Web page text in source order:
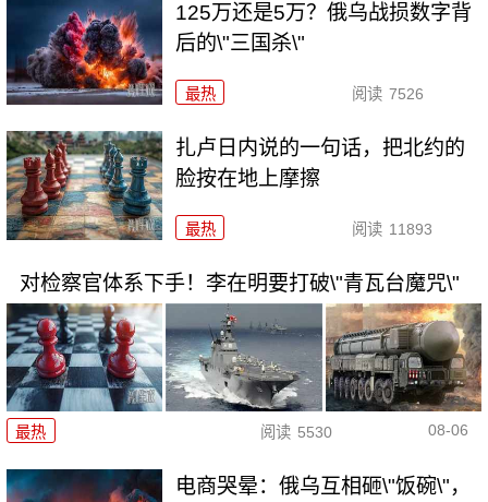
125万还是5万？俄乌战损数字背
后的\"三国杀\"
最热 阅读 7526
扎卢日内说的一句话，把北约的
脸按在地上摩擦
最热 阅读 11893
对检察官体系下手！李在明要打破\"青瓦台魔咒\"
最热 阅读 5530 08-06
电商哭晕：俄乌互相砸\"饭碗\"，